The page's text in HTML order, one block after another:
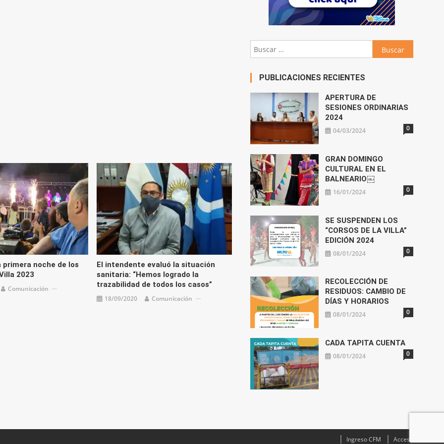
primera noche de los
2023
Comunicación
El intendente evaluó la situación
sanitaria: “Hemos logrado la
trazabilidad de todos los casos”
18/09/2020 Comunicación
Buscar:
PUBLICACIONES RECIENTES
APERTURA DE
SESIONES ORDINARIAS
2024
04/03/2024 0
GRAN DOMINGO
CULTURAL EN EL
BALNEARIO￼
16/01/2024 0
SE SUSPENDEN LOS
“CORSOS DE LA VILLA”
EDICIÓN 2024
08/01/2024 0
RECOLECCIÓN DE
RESIDUOS: CAMBIO DE
DÍAS Y HORARIOS
08/01/2024 0
CADA TAPITA CUENTA
08/01/2024 0
Ingreso CFM Acceso